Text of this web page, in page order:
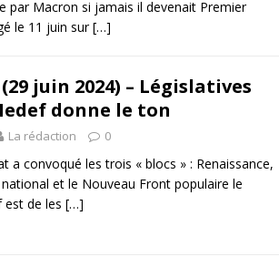
par Macron si jamais il devenait Premier
le 11 juin sur[…]
(29 juin 2024) – Législatives
donne le ton
La rédaction 0
a convoqué les trois « blocs » : Renaissance,
et le Nouveau Front populaire le
est de les […]